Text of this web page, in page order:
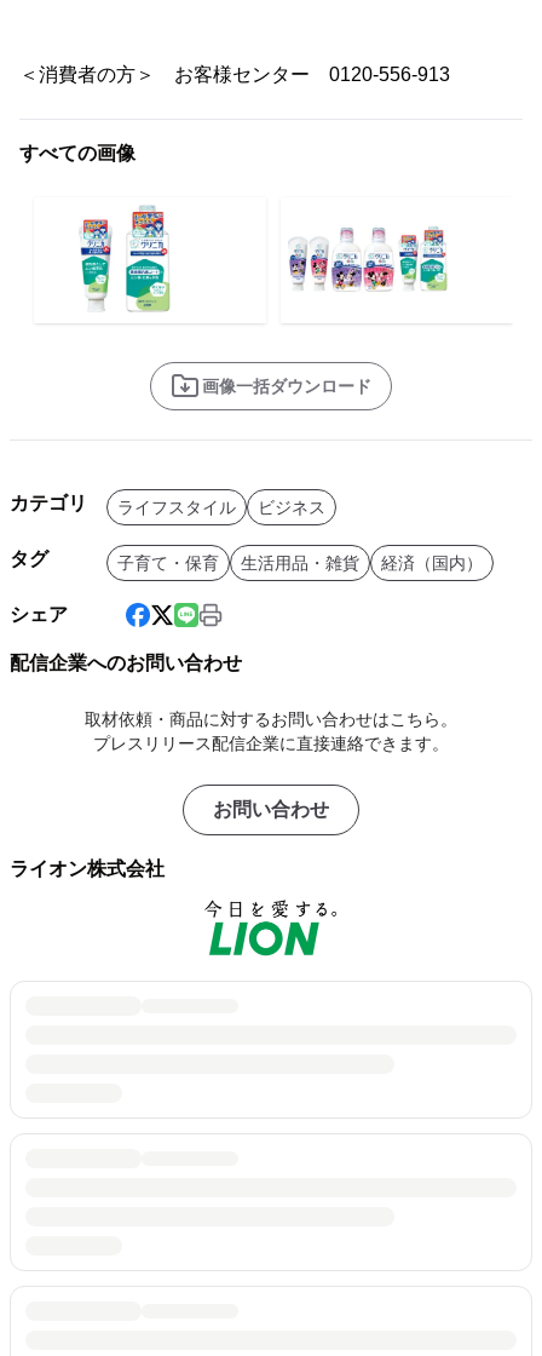
＜消費者の方＞ お客様センター 0120-556-913
すべての画像
画像一括ダウンロード
カテゴリ ライフスタイル ビジネス
タグ 子育て・保育 生活用品・雑貨 経済（国内）
シェア
配信企業へのお問い合わせ
取材依頼・商品に対するお問い合わせはこちら。
プレスリリース配信企業に直接連絡できます。
お問い合わせ
ライオン株式会社